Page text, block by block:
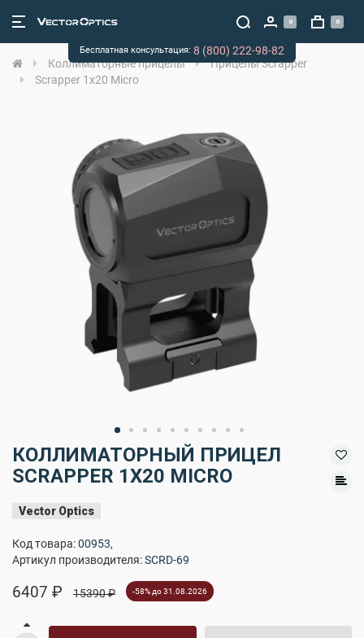
0 0
Коллиматорные прицелы
Прицелы Scrapper
Scrapper 1x20 Micro
КОЛЛИМАТОРНЫЙ ПРИЦЕЛ
SCRAPPER 1X20 MICRO
Vector Optics
Код товара:00953,
Артикул производителя:SCRD-69
6407 ₽ 15390 ₽ -58% до 31.08.2026
Бесплатная консультация: 8 (800) 222-98-82